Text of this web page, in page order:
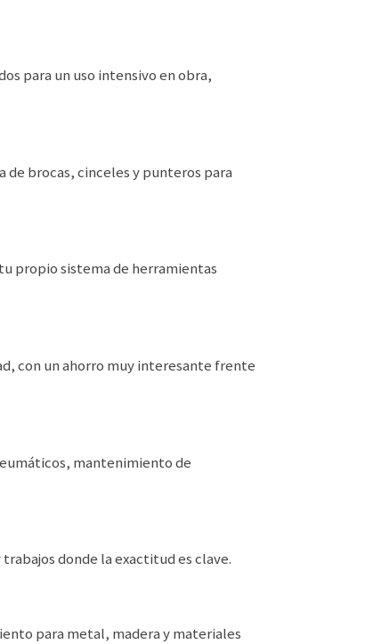
para un uso intensivo en obra,
de brocas, cinceles y punteros para
propio sistema de herramientas
con un ahorro muy interesante frente
mantenimiento de
donde la exactitud es clave.
para metal, madera y materiales